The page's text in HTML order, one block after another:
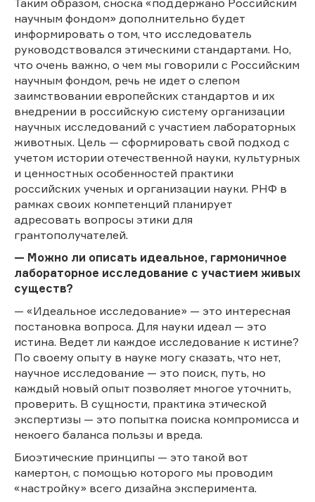
научным фондом» дополнительно будет
информировать о том, что исследователь
руководствовался этическими стандартами. Но,
что очень важно, о чем мы говорили с Российским
научным фондом, речь не идет о слепом
заимствовании европейских стандартов и их
внедрении в российскую систему организации
научных исследований с участием лабораторных
животных. Цель — сформировать свой подход с
учетом истории отечественной науки, культурных
и ценностных особенностей практики
российских ученых и организации науки. РНФ в
рамках своих компетенций планирует
адресовать вопросы этики для
грантополучателей.
— Можно ли описать идеальное, гармоничное
лабораторное исследование с участием живых
существ?
— «Идеальное исследование» — это интересная
постановка вопроса. Для науки идеал — это
истина. Ведет ли каждое исследование к истине?
По своему опыту в науке могу сказать, что нет,
научное исследование — это поиск, путь, но
каждый новый опыт позволяет многое уточнить,
проверить. В сущности, практика этической
экспертизы — это попытка поиска компромисса и
некоего баланса пользы и вреда.
Биоэтические принципы — это такой вот
камертон, с помощью которого мы проводим
«настройку» всего дизайна эксперимента.